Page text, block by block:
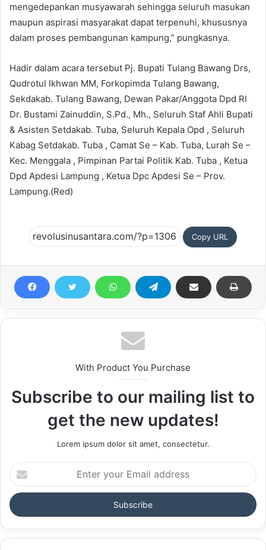
mengedepankan musyawarah sehingga seluruh masukan
maupun aspirasi masyarakat dapat terpenuhi, khususnya
dalam proses pembangunan kampung,” pungkasnya.
Hadir dalam acara tersebut Pj. Bupati Tulang Bawang Drs,
Qudrotul Ikhwan MM, Forkopimda Tulang Bawang,
Sekdakab. Tulang Bawang, Dewan Pakar/Anggota Dpd RI
Dr. Bustami Zainuddin, S.Pd., Mh., Seluruh Staf Ahli Bupati
& Asisten Setdakab. Tuba, Seluruh Kepala Opd , Seluruh
Kabag Setdakab. Tuba , Camat Se – Kab. Tuba, Lurah Se –
Kec. Menggala , Pimpinan Partai Politik Kab. Tuba , Ketua
Dpd Apdesi Lampung , Ketua Dpc Apdesi Se – Prov.
Lampung.(Red)
Copy URL
With Product You Purchase
Subscribe to our mailing list to
get the new updates!
Lorem ipsum dolor sit amet, consectetur.
Enter
your
Email
address